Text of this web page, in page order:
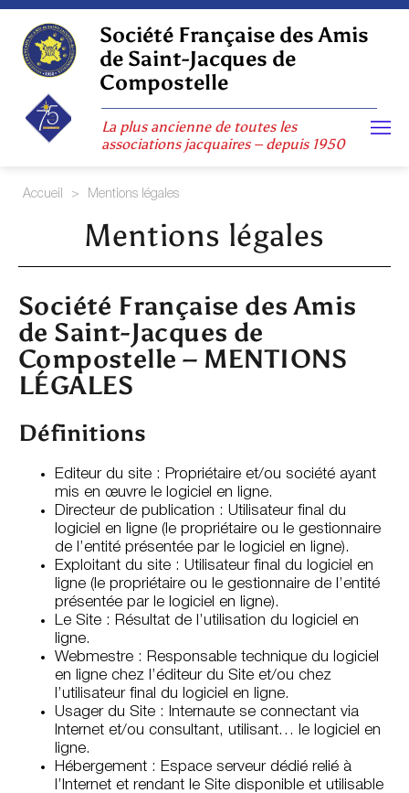
Skip
content
Société Française des Amis
de Saint-Jacques de
Compostelle
La plus ancienne de toutes les
associations jacquaires – depuis 1950
Accueil > Mentions légales
Mentions légales
Société Française des Amis
de Saint-Jacques de
Compostelle – MENTIONS
LÉGALES
Définitions
Editeur du site : Propriétaire et/ou société ayant
mis en œuvre le logiciel en ligne.
Directeur de publication : Utilisateur final du
logiciel en ligne (le propriétaire ou le gestionnaire
de l’entité présentée par le logiciel en ligne).
Exploitant du site : Utilisateur final du logiciel en
ligne (le propriétaire ou le gestionnaire de l’entité
présentée par le logiciel en ligne).
Le Site : Résultat de l’utilisation du logiciel en
ligne.
Webmestre : Responsable technique du logiciel
en ligne chez l’éditeur du Site et/ou chez
l’utilisateur final du logiciel en ligne.
Usager du Site : Internaute se connectant via
Internet et/ou consultant, utilisant… le logiciel en
ligne.
Hébergement : Espace serveur dédié relié à
l’Internet et rendant le Site disponible et utilisable